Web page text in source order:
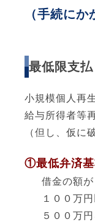
（手続に
最低限支払
小規模個人再
給与所得者等
（但し、仮に
①最低弁済
借金の額
１００万
５００万